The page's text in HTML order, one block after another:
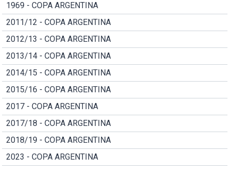
1969 - COPA ARGENTINA
2011/12 - COPA ARGENTINA
2012/13 - COPA ARGENTINA
2013/14 - COPA ARGENTINA
2014/15 - COPA ARGENTINA
2015/16 - COPA ARGENTINA
2017 - COPA ARGENTINA
2017/18 - COPA ARGENTINA
2018/19 - COPA ARGENTINA
2023 - COPA ARGENTINA